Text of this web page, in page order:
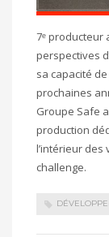
7ᵉ producteur
perspectives
sa capacité
prochaines
Groupe Safe
production
l’intérieur des
challenge.